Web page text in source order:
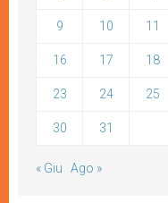
9 10 11
16 17 18
23 24 25
30 31
« Giu Ago »